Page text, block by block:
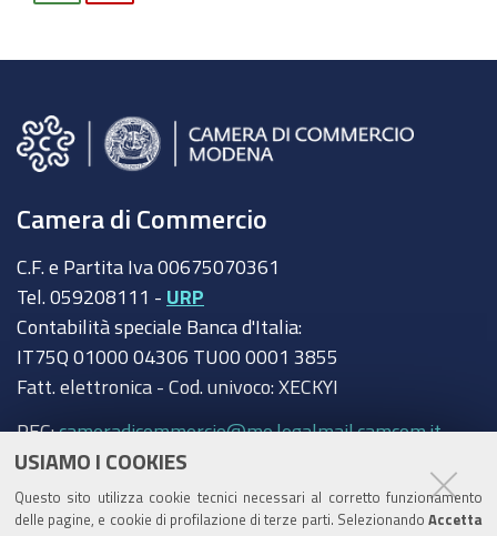
USIAMO I COOKIES
Questo sito utilizza cookie tecnici necessari al corretto funzionamento
delle pagine, e cookie di profilazione di terze parti. Selezionando Accetta
Camera di Commercio
C.F. e Partita Iva 00675070361
Tel. 059208111 - URP
Contabilità speciale Banca d'Italia:
IT75Q 01000 04306 TU00 0001 3855
Fatt. elettronica - Cod. univoco: XECKYI
PEC:cameradicommercio@mo.legalmail.camcom.it
Trasparenza
Amministrazione trasparente